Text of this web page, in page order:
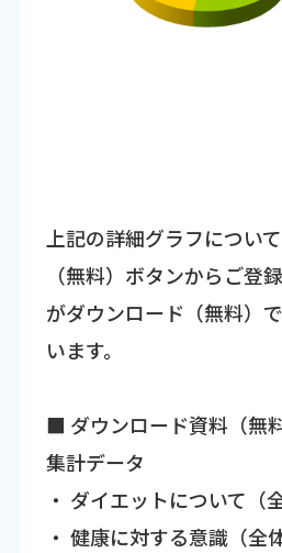
上記の詳細グラフについ
（無料）ボタンからご登
がダウンロード（無料）
います。
■ ダウンロード資料（無
集計データ
・ ダイエットについて（
・ 健康に対する意識（全